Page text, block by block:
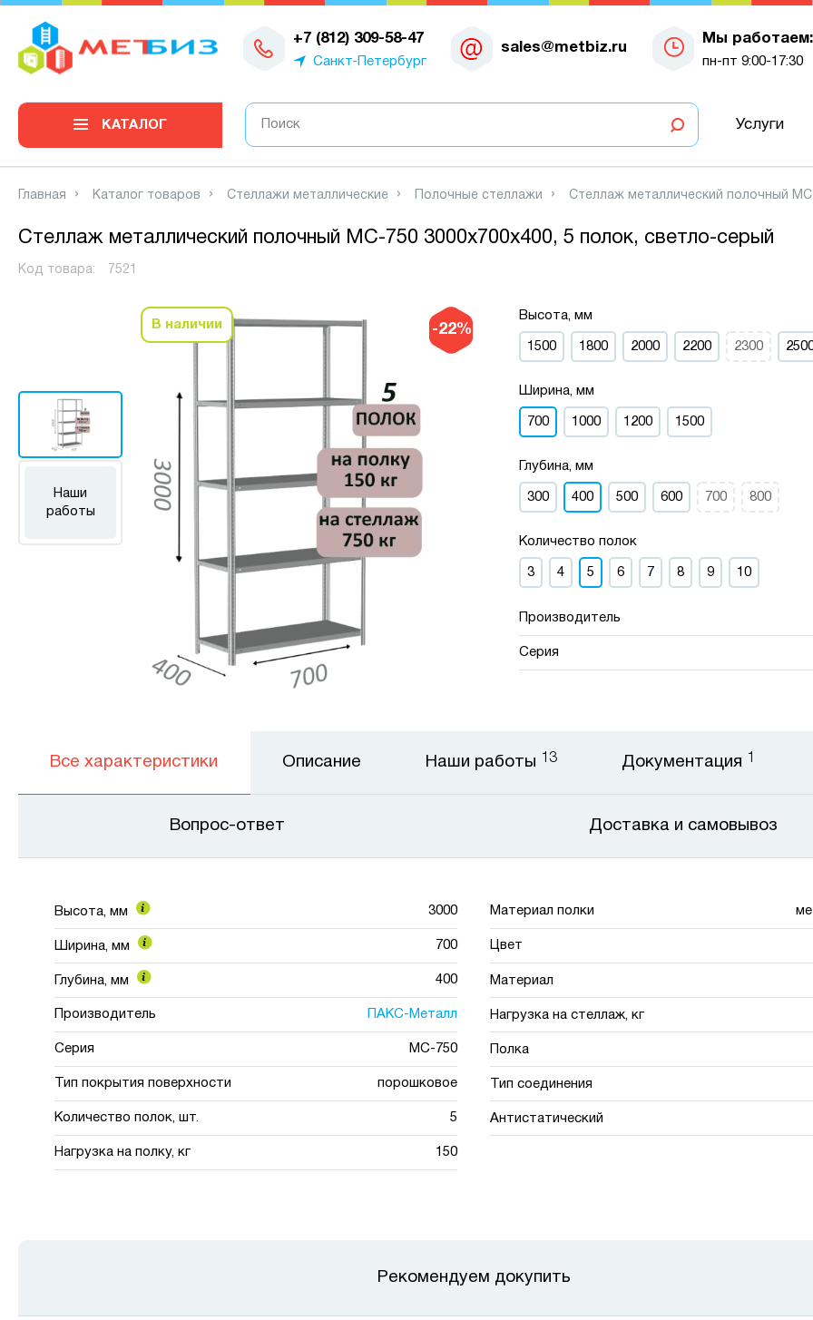
+7 (812) 309-58-47
Санкт-Петербург
sales@metbiz.ru
Мы работаем:
пн-пт 9:00-17:30
0
КАТАЛОГ Услуги
Главная Каталог товаров Стеллажи металлические Полочные стеллажи Стеллаж металлический полочный
Стеллаж металлический полочный МС-750 3000х700х400, 5 полок, светло-серый
Код товара: 7521
-22%
Наши
работы
В наличии
Высота, мм
1500 1800 2000 2200 2300
Ширина, мм
700 1000 1200 1500
Глубина, мм
300 400 500 600 700 800
Количество полок
3 4 5 6 7 8 9 10
Производитель
Серия
Все характеристики
Высота, мм 3000
Ширина, мм 700
Глубина, мм 400
Производитель ПАКС-Металл
Серия МС-750
Тип покрытия поверхности порошковое
Количество полок, шт. 5
Нагрузка на полку, кг 150
Материал полки
Цвет
Материал
Нагрузка на стеллаж, кг
Полка
Тип соединения
Антистатический
Описание Наши работы 13 Документация 1
Вопрос-ответ Доставка и самовывоз
Рекомендуем докупить